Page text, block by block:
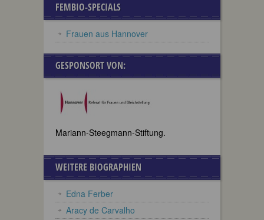
FEMBIO-SPECIALS
Frauen aus Hannover
GESPONSORT VON:
Mariann-Steegmann-Stiftung.
WEITERE BIOGRAPHIEN
Edna Ferber
Aracy de Carvalho